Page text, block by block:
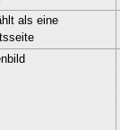
als eine